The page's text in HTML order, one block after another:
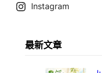
Instagram
最新文章